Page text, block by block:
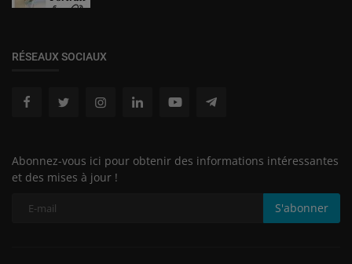
RÉSEAUX SOCIAUX
Abonnez-vous ici pour obtenir des informations intéressantes
et des mises à jour !
S'abonner